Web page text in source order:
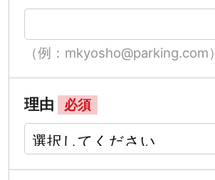
（例：mkyosho@parking.com）
理由 必須